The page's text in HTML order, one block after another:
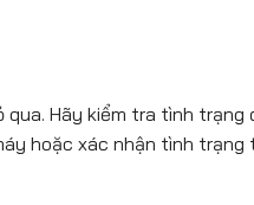
Hãy kiểm tra tình
hoặc xác nhận tình